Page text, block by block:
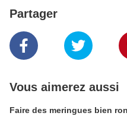
Partager
Vous aimerez aussi
Faire des meringues bien